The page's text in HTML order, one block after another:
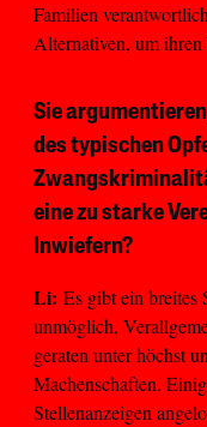
Familien
Alternativen, um
Sie
des typischen
eine zu starke
Inwiefern?
Li: Es gibt ein breites
unmöglich,
geraten unter höchst
Machenschaften.
Stellenanzeigen